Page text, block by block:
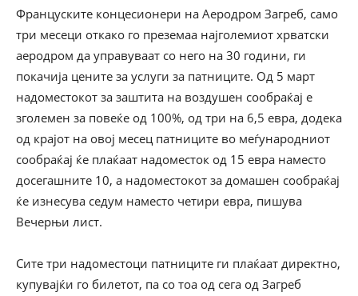
Француските концесионери на Аеродром Загреб, само
три месеци откако го преземаа најголемиот хрватски
аеродром да управуваат со него на 30 години, ги
покачија цените за услуги за патниците. Од 5 март
надоместокот за заштита на воздушен сообраќај е
зголемен за повеќе од 100%, од три на 6,5 евра, додека
од крајот на овој месец патниците во меѓународниот
сообраќај ќе плаќаат надоместок од 15 евра наместо
досегашните 10, а надоместокот за домашен сообраќај
ќе изнесува седум наместо четири евра, пишува
Вечерњи лист.
Сите три надоместоци патниците ги плаќаат директно,
купувајќи го билетот, па со тоа од сега од Загреб